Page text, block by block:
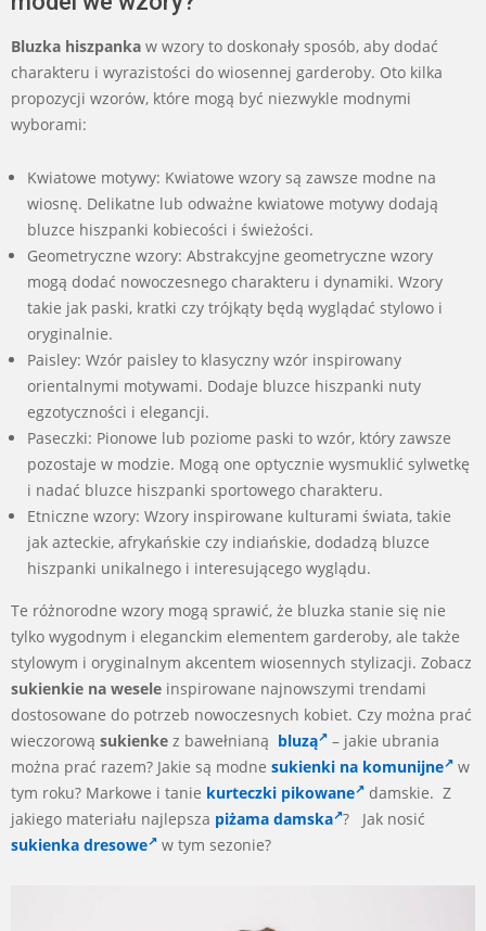
Bluzka hiszpanka w wzory to doskonały sposób, aby dodać
charakteru i wyrazistości do wiosennej garderoby. Oto kilka
propozycji wzorów, które mogą być niezwykle modnymi
wyborami:
Kwiatowe motywy: Kwiatowe wzory są zawsze modne na
wiosnę. Delikatne lub odważne kwiatowe motywy dodają
bluzce hiszpanki kobiecości i świeżości.
Geometryczne wzory: Abstrakcyjne geometryczne wzory
mogą dodać nowoczesnego charakteru i dynamiki. Wzory
takie jak paski, kratki czy trójkąty będą wyglądać stylowo i
oryginalnie.
Paisley: Wzór paisley to klasyczny wzór inspirowany
orientalnymi motywami. Dodaje bluzce hiszpanki nuty
egzotyczności i elegancji.
Paseczki: Pionowe lub poziome paski to wzór, który zawsze
pozostaje w modzie. Mogą one optycznie wysmuklić sylwetkę
i nadać bluzce hiszpanki sportowego charakteru.
Etniczne wzory: Wzory inspirowane kulturami świata, takie
jak azteckie, afrykańskie czy indiańskie, dodadzą bluzce
hiszpanki unikalnego i interesującego wyglądu.
Te różnorodne wzory mogą sprawić, że bluzka stanie się nie
tylko wygodnym i eleganckim elementem garderoby, ale także
stylowym i oryginalnym akcentem wiosennych stylizacji. Zobacz
sukienkie na wesele inspirowane najnowszymi trendami
dostosowane do potrzeb nowoczesnych kobiet. Czy można prać
wieczorową sukienke z bawełnianą bluzą
– jakie ubrania
można prać razem? Jakie są modne sukienki na komunijne
w
tym roku? Markowe i tanie kurteczki pikowane
damskie. Z
jakiego materiału najlepsza piżama damska ? Jak nosić
sukienka dresowe
w tym sezonie?